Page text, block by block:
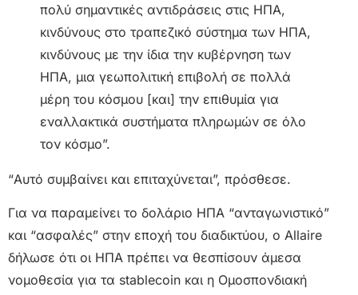
πολύ σημαντικές αντιδράσεις στις ΗΠΑ,
κινδύνους στο τραπεζικό σύστημα των ΗΠΑ,
κινδύνους με την ίδια την κυβέρνηση των
ΗΠΑ, μια γεωπολιτική επιβολή σε πολλά
μέρη του κόσμου [και] την επιθυμία για
εναλλακτικά συστήματα πληρωμών σε όλο
τον κόσμο”.
“Αυτό συμβαίνει και επιταχύνεται”, πρόσθεσε.
Για να παραμείνει το δολάριο ΗΠΑ “ανταγωνιστικό”
και “ασφαλές” στην εποχή του διαδικτύου, ο Allaire
δήλωσε ότι οι ΗΠΑ πρέπει να θεσπίσουν άμεσα
νομοθεσία για τα stablecoin και η Ομοσπονδιακή